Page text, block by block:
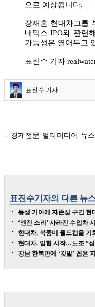
으로 예상됩니다.
장재훈 현대차그룹
내믹스 IPO와 관련
가능성은 열어두고
표진수 기자
표진수 기자
- 경제전문 멀티미디어 뉴
표진수기자의 다른 뉴
동생 기아에 자존심 구긴 현
‘엔진 소리’ 사라진 수입차
현대차, 북중미 월드컵을 기
현대차, 임협 시작…노조 “
강남 한복판에 ‘깃발’ 꼽은